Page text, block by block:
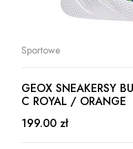
Sportowe
GEOX SNEAKERSY
C ROYAL / ORANGE
199.00 zł